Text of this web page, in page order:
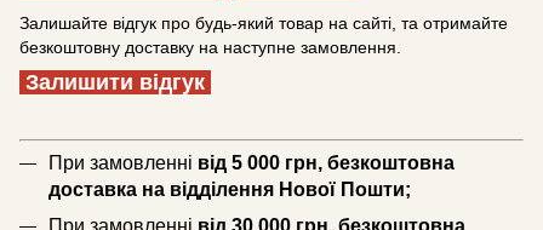
Залишайте відгук про будь-який товар на сайті, та отримайте
безкоштовну доставку на наступне замовлення.
Залишити відгук
При замовленні від 5 000 грн, безкоштовна
доставка на відділення Нової Пошти;